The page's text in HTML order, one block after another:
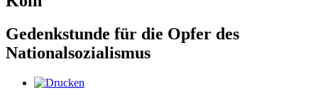
Gedenkstunde für die Opfer des
Nationalsozialismus